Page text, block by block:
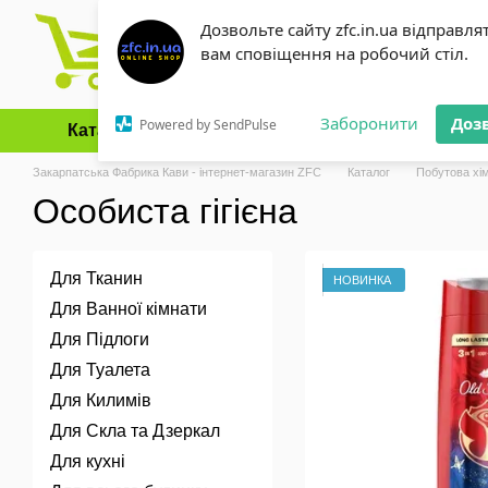
Дозвольте сайту zfc.in.ua
вам сповіщення на робочий стіл.
Powered by SendPulse Заборонити
Перейти до основного контенту
Каталог Оплата і доставка Обмін та повернення
Закарпатська Фабрика Кави - інтернет-магазин ZFC Каталог Побутова
Особиста гігієна
НОВИНКА
Для Тканин
Для Ванної кімнати
Для Підлоги
Для Туалета
Для Килимів
Для Скла та Дзеркал
Для кухні